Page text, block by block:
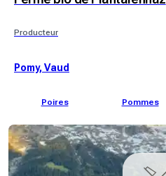
Producteur
Pomy, Vaud
Poires Pommes